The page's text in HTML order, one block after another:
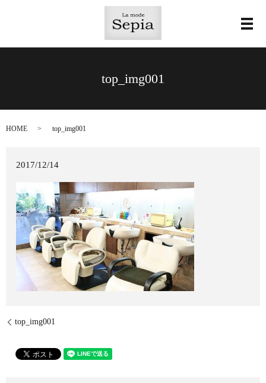
メ
top_img001
HOME top_img001
2017/12/14
top_img001